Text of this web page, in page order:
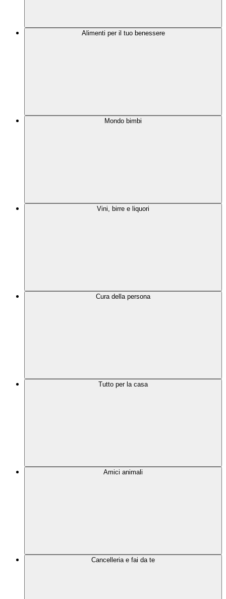
Alimenti per il tuo benessere
Mondo bimbi
Vini, birre e liquori
Cura della persona
Tutto per la casa
Amici animali
Cancelleria e fai da te